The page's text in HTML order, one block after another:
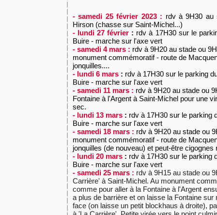
- samedi 25 février 2023 : rdv à 9H30 au
Hirson (chasse sur Saint-Michel...)
- lundi 27 février : rdv à 17H30 sur le
Buire - marche sur l'axe vert
- samedi 4 mars : rdv à 9H20 au stade ou
monument commémoratif - route de
jonquilles....
- lundi 6 mars : rdv à 17H30 sur le parking
Buire - marche sur l'axe vert
- samedi 11 mars : rdv à 9H20 au stade ou
Fontaine à l'Argent à Saint-Michel pour une
sec.
- lundi 13 mars : rdv à 17H30 sur le parking
Buire - marche sur l'axe vert
- samedi 18 mars : rdv à 9H20 au stade ou
monument commémoratif - route de
jonquilles (de nouveau) et peut-être cigognes
- lundi 20 mars : rdv à 17H30 sur le parking
Buire - marche sur l'axe vert
- samedi 25 mars : rdv à 9H15 au stade ou
Carrière' à Saint-Michel. Au monument
comme pour aller à la Fontaine à l'Argent
a plus de barrière et on laisse la Fontaine sur
face (on laisse un petit blockhaus à droite),